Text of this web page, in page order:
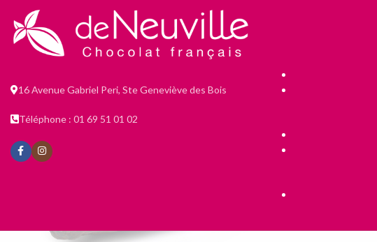
16 Avenue Gabriel Peri, Ste Geneviève des Bois
Téléphone : 01 69 51 01 02